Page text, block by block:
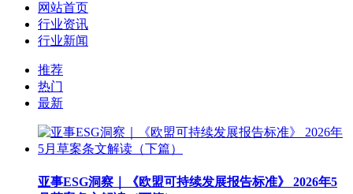
网站首页
行业资讯
行业新闻
推荐
热门
最新
亚事ESG洞察｜《欧盟可持续发展报告标准》 2026年5